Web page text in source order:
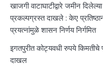
खाजगी वाटाघाटीद्वारे जमीन
प्रकल्पग्रस्त दाखले : केए
प्रयत्नांमुळे शासन निर्णय निर्गमित
इगतपुरीत कोट्यवधी रुपये किमतीचे
दाखल